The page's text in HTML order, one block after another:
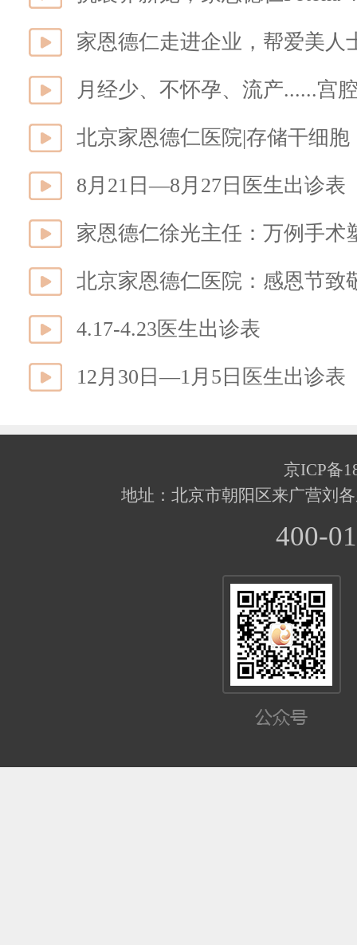
家恩德仁走进企业，帮爱美人
月经少、不怀孕、流产......宫
北京家恩德仁医院|存储干细
8月21日—8月27日医生出诊表
家恩德仁徐光主任：万例手术
北京家恩德仁医院：感恩节致
4.17-4.23医生出诊表
12月30日—1月5日医生出诊表
京ICP备
地址：北京市朝阳区来广营刘
400-